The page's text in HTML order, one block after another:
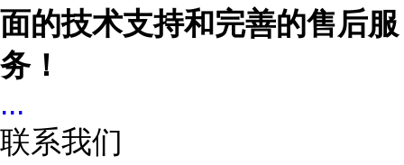
面的技术支持和完善的售后服
务！
...
联系我们